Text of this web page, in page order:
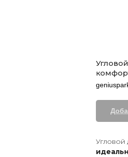
Угловой